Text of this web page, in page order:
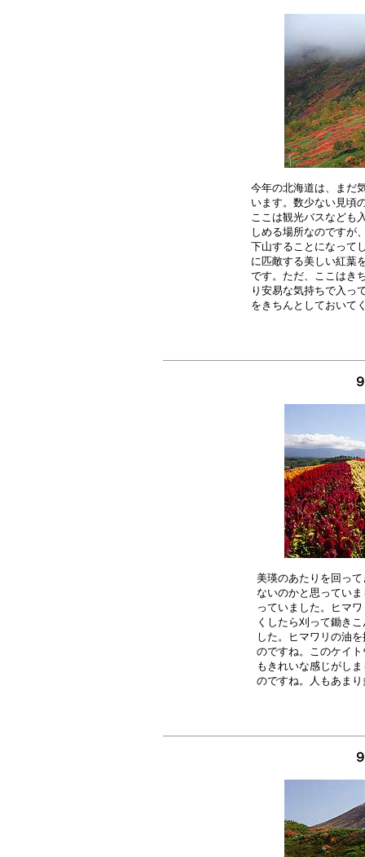
今年の北海道は、まだ
います。数少ない見頃
ここは観光バスなども
しめる場所なのですが
下山することになって
に匹敵する美しい紅葉
です。ただ、ここはき
り安易な気持ちで入っ
美瑛のあたりを回っ
ないのかと思ってい
っていました。ヒマ
くしたら刈って鋤き
した。ヒマワリの油
のですね。このケイ
もきれいな感じがし